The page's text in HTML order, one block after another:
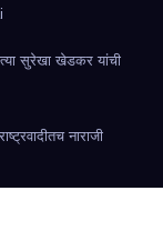
सुरेखा खेडकर यांची
नाराजी